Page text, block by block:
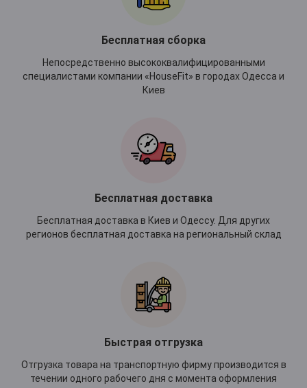
Бесплатная сборка
Непосредственно высококвалифицированными
специалистами компании «HouseFit» в городах Одесса и
Киев
Бесплатная доставка
Бесплатная доставка в Киев и Одессу. Для других
регионов бесплатная доставка на региональный склад
Быстрая отгрузка
Отгрузка товара на транспортную фирму производится в
течении одного рабочего дня с момента оформления